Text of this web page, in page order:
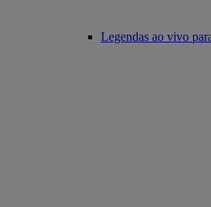
Legendas ao vivo